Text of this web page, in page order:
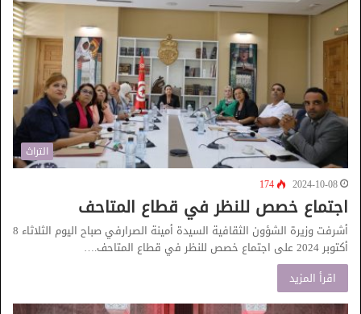
التراث
2024-10-08
174
اجتماع خصص للنظر في قطاع المتاحف
أشرفت وزيرة الشؤون الثقافية السيدة أمينة الصرارفي صباح اليوم الثلاثاء 8
أكتوبر 2024 على اجتماع خصص للنظر في قطاع المتاحف.…
اقرأ المزيد